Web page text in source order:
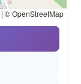
| © OpenStreetMap